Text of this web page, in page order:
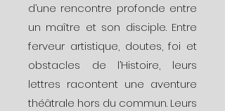
d’une rencontre profonde entre
un maître et son disciple. Entre
ferveur artistique, doutes, foi et
obstacles de l’Histoire, leurs
lettres racontent une aventure
théâtrale hors du commun. Leurs